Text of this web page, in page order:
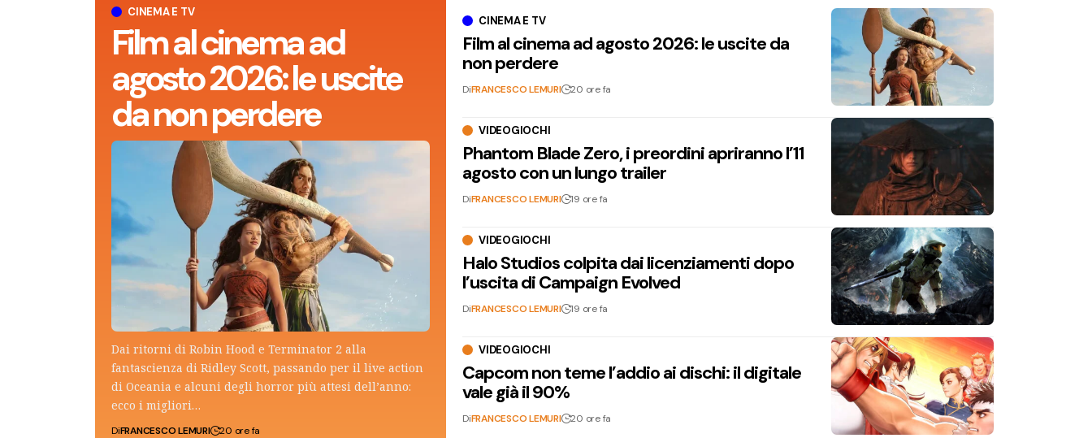
CINEMA E TV
Film al cinema ad
agosto 2026: le uscite
da non perdere
Dai ritorni di Robin Hood e Terminator 2 alla
fantascienza di Ridley Scott, passando per il live action
di Oceania e alcuni degli horror più attesi dell’anno:
ecco i migliori…
DiFRANCESCO LEMURI 20 ore fa
CINEMA E TV
Film al cinema ad agosto 2026: le uscite da
non perdere
DiFRANCESCO LEMURI 20 ore fa
VIDEOGIOCHI
Phantom Blade Zero, i preordini apriranno l’11
agosto con un lungo trailer
DiFRANCESCO LEMURI 19 ore fa
VIDEOGIOCHI
Halo Studios colpita dai licenziamenti dopo
l’uscita di Campaign Evolved
DiFRANCESCO LEMURI 19 ore fa
VIDEOGIOCHI
Capcom non teme l’addio ai dischi: il digitale
vale già il 90%
DiFRANCESCO LEMURI 20 ore fa